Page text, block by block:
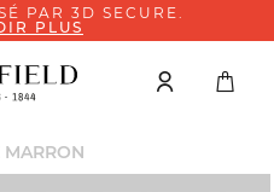
PAR 3D SECURE.
PLUS
MARRON